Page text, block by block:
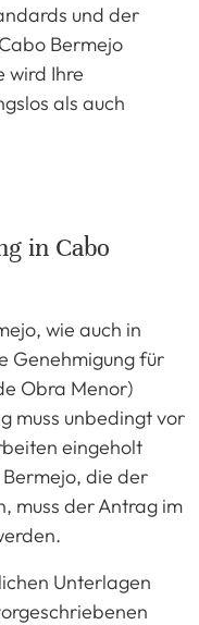
und der
Bermejo
wird Ihre
als auch
in Cabo
wie auch in
Genehmigung für
Obra Menor)
muss unbedingt vor
eingeholt
die der
muss der Antrag im
Unterlagen